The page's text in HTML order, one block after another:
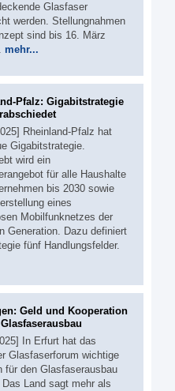
Glasfaser
werden. Stellungnahmen
sind bis 16. März
mehr...
Pfalz: Gigabitstrategie
Rheinland-Pfalz hat
Gigabitstrategie.
wird ein
für alle Haushalte
bis 2030 sowie
eines
Mobilfunknetzes der
Generation. Dazu definiert
fünf Handlungsfelder.
Geld und Kooperation
In Erfurt hat das
Glasfaserforum wichtige
für den Glasfaserausbau
Land sagt mehr als